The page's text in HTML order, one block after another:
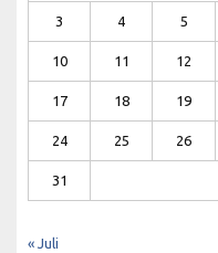
3 4 5
10 11 12
17 18 19
24 25 26
31
« Juli